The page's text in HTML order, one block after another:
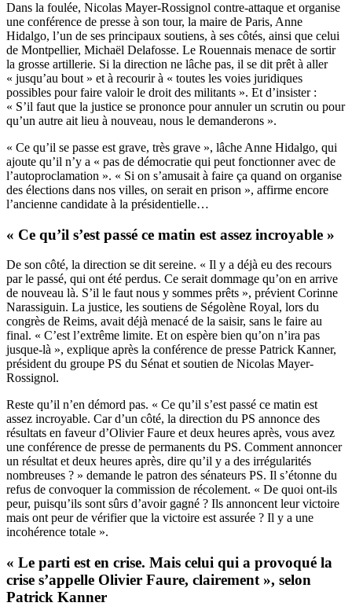
Dans la foulée, Nicolas Mayer-Rossignol contre-attaque et organise
une conférence de presse à son tour, la maire de Paris, Anne
Hidalgo, l’un de ses principaux soutiens, à ses côtés, ainsi que celui
de Montpellier, Michaël Delafosse. Le Rouennais menace de sortir
la grosse artillerie. Si la direction ne lâche pas, il se dit prêt à aller
« jusqu’au bout » et à recourir à « toutes les voies juridiques
possibles pour faire valoir le droit des militants ». Et d’insister :
« S’il faut que la justice se prononce pour annuler un scrutin ou pour
qu’un autre ait lieu à nouveau, nous le demanderons ».
« Ce qu’il se passe est grave, très grave », lâche Anne Hidalgo, qui
ajoute qu’il n’y a « pas de démocratie qui peut fonctionner avec de
l’autoproclamation ». « Si on s’amusait à faire ça quand on organise
des élections dans nos villes, on serait en prison », affirme encore
l’ancienne candidate à la présidentielle…
« Ce qu’il s’est passé ce matin est assez incroyable »
De son côté, la direction se dit sereine. « Il y a déjà eu des recours
par le passé, qui ont été perdus. Ce serait dommage qu’on en arrive
de nouveau là. S’il le faut nous y sommes prêts », prévient Corinne
Narassiguin. La justice, les soutiens de Ségolène Royal, lors du
congrès de Reims, avait déjà menacé de la saisir, sans le faire au
final. « C’est l’extrême limite. Et on espère bien qu’on n’ira pas
jusque-là », explique après la conférence de presse Patrick Kanner,
président du groupe PS du Sénat et soutien de Nicolas Mayer-
Rossignol.
Reste qu’il n’en démord pas. « Ce qu’il s’est passé ce matin est
assez incroyable. Car d’un côté, la direction du PS annonce des
résultats en faveur d’Olivier Faure et deux heures après, vous avez
une conférence de presse de permanents du PS. Comment annoncer
un résultat et deux heures après, dire qu’il y a des irrégularités
nombreuses ? » demande le patron des sénateurs PS. Il s’étonne du
refus de convoquer la commission de récolement. « De quoi ont-ils
peur, puisqu’ils sont sûrs d’avoir gagné ? Ils annoncent leur victoire
mais ont peur de vérifier que la victoire est assurée ? Il y a une
incohérence totale ».
« Le parti est en crise. Mais celui qui a provoqué la
crise s’appelle Olivier Faure, clairement », selon
Patrick Kanner